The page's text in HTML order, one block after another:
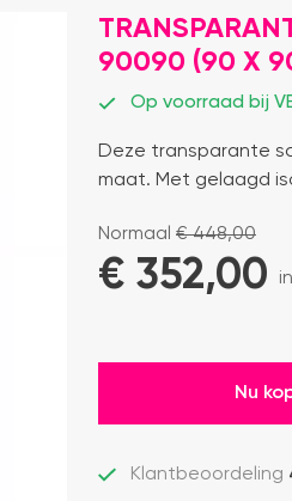
90090 (90 X
Op voorraad bij
Deze transparante
maat. Met gelaagd
Normaal €448,00
€ 352,00
Nu
Klantbeoordeling